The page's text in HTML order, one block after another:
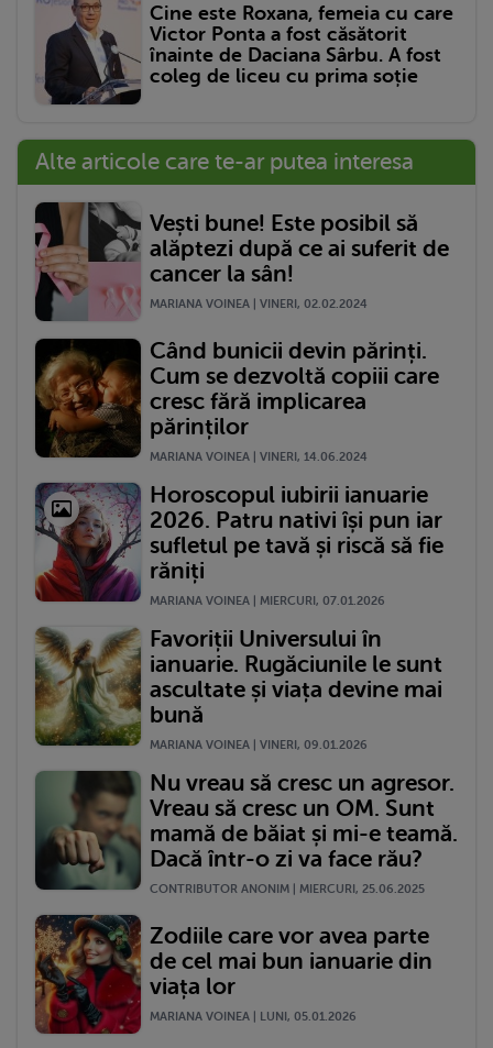
Cine este Roxana, femeia cu care
Victor Ponta a fost căsătorit
înainte de Daciana Sârbu. A fost
coleg de liceu cu prima soție
Alte articole care te-ar putea interesa
Vești bune! Este posibil să
alăptezi după ce ai suferit de
cancer la sân!
MARIANA VOINEA | VINERI, 02.02.2024
Când bunicii devin părinți.
Cum se dezvoltă copiii care
cresc fără implicarea
părinților
MARIANA VOINEA | VINERI, 14.06.2024
Horoscopul iubirii ianuarie
2026. Patru nativi își pun iar
sufletul pe tavă și riscă să fie
răniți
MARIANA VOINEA | MIERCURI, 07.01.2026
Favoriții Universului în
ianuarie. Rugăciunile le sunt
ascultate și viața devine mai
bună
MARIANA VOINEA | VINERI, 09.01.2026
Nu vreau să cresc un agresor.
Vreau să cresc un OM. Sunt
mamă de băiat și mi-e teamă.
Dacă într-o zi va face rău?
CONTRIBUTOR ANONIM | MIERCURI, 25.06.2025
Zodiile care vor avea parte
de cel mai bun ianuarie din
viața lor
MARIANA VOINEA | LUNI, 05.01.2026